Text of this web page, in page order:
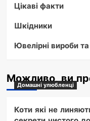
Цікаві факти
Шкідники
Ювелірні вироби
Можливо, ви
Домашні улюбленці
Коти які не